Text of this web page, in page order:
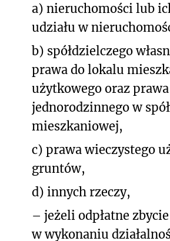
a) nieruchomości lub
udziału w
b) spółdzielczego
prawa do lokalu
użytkowego oraz
jednorodzinnego w
mieszkaniowej,
c) prawa wieczystego
gruntów,
d) innych rzeczy,
– jeżeli odpłatne
w wykonaniu